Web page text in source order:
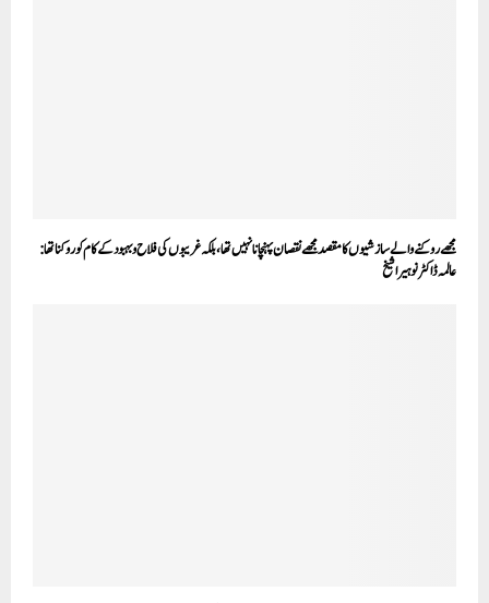
مجھے روکنے والے سازشیوں کا مقصد مجھے نقصان پہنچانا نہیں تھا، بلکہ غریبوں کی فلاح و بہبود کے کام کو روکنا تھا:
عالمہ ڈاکٹر نوہیرا شیخ